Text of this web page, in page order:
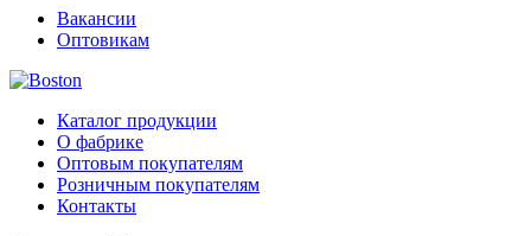
Вакансии
Оптовикам
Каталог продукции
О фабрике
Оптовым покупателям
Розничным покупателям
Контакты